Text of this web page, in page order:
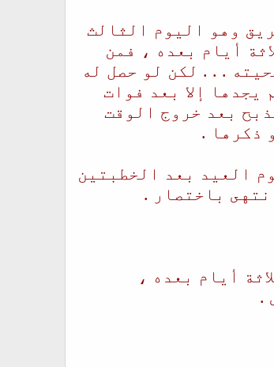
وهو اليوم الثالث
أيام بعده ، فمن
. . . لكن لو حصل له
يجدها إلا بعد فوات
بعد خروج الوقت
ذكرها .
العيد بعد الخطبتين
باختصار .
أيام بعده ،
.